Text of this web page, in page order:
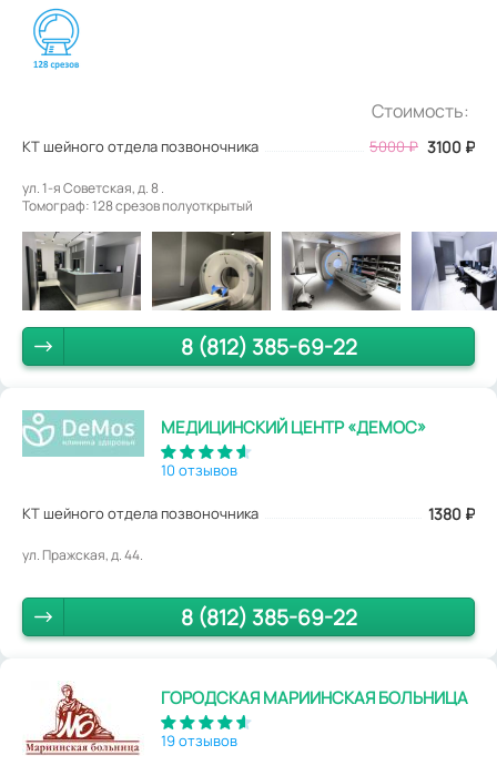
Стоимость:
КТ шейного отдела позвоночника 5000₽ 3100 ₽
ул. 1-я Советская, д. 8 .
Томограф: 128 срезов полуоткрытый
8 (812) 385-69-22
МЕДИЦИНСКИЙ ЦЕНТР «ДЕМОС»
10 отзывов
КТ шейного отдела позвоночника 1380 ₽
ул. Пражская, д. 44.
8 (812) 385-69-22
ГОРОДСКАЯ МАРИИНСКАЯ БОЛЬНИЦА
19 отзывов